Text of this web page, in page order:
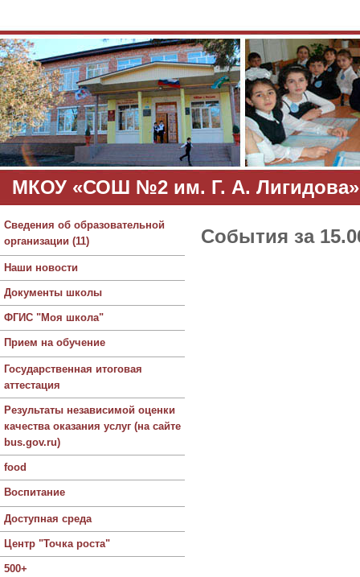
МКОУ «СОШ №2 им. Г. А. Лигидова»
Сведения об образовательной
организации (11)
Наши новости
Документы школы
ФГИС "Моя школа"
Прием на обучение
Государственная итоговая
аттестация
Результаты независимой оценки
качества оказания услуг (на сайте
bus.gov.ru)
food
Воспитание
Доступная среда
Центр "Точка роста"
500+
События за